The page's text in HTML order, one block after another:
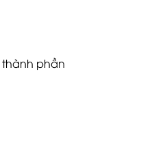
thành phần